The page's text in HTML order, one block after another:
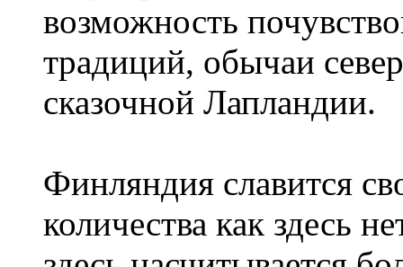
возможность
традиций, обычаи
сказочной Лапландии.
Финляндия славится
количества как здесь